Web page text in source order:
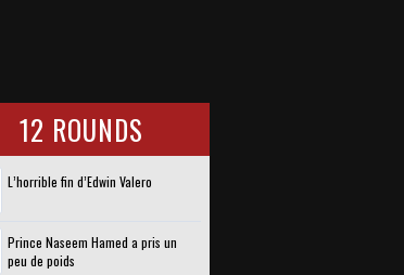
12 ROUNDS
L’horrible fin d’Edwin Valero
Prince Naseem Hamed a pris un
peu de poids